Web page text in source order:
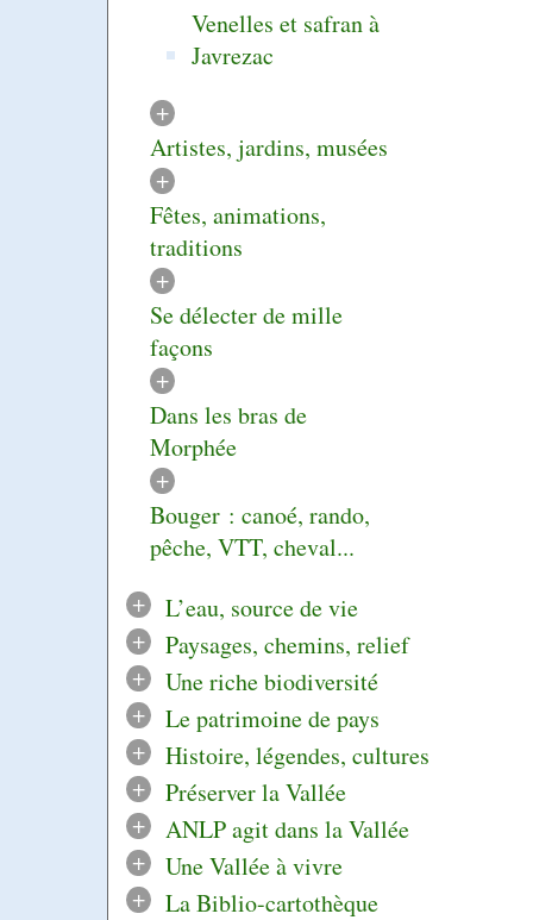
Venelles et safran à
Javrezac
+
Artistes, jardins, musées
+
Fêtes, animations,
traditions
+
Se délecter de mille
façons
+
Dans les bras de
Morphée
+
Bouger : canoé, rando,
pêche, VTT, cheval...
+
L’eau, source de vie
+
Paysages, chemins, relief
+
Une riche biodiversité
+
Le patrimoine de pays
+
Histoire, légendes, cultures
+
Préserver la Vallée
+
ANLP agit dans la Vallée
+
Une Vallée à vivre
+
La Biblio-cartothèque